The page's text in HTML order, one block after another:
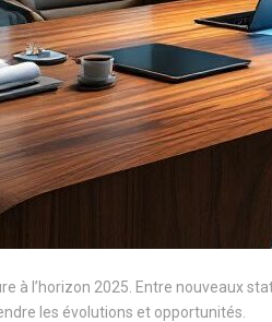
à l’horizon 2025. Entre nouveaux
les évolutions et opportunités.